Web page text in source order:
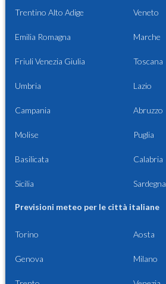
Trentino Alto Adige Veneto
Emilia Romagna Marche
Friuli Venezia Giulia Toscana
Umbria Lazio
Campania Abruzzo
Molise Puglia
Basilicata Calabria
Sicilia Sardegna
Previsioni meteo per le città italiane
Torino Aosta
Genova Milano